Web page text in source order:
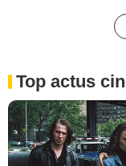
Top actus